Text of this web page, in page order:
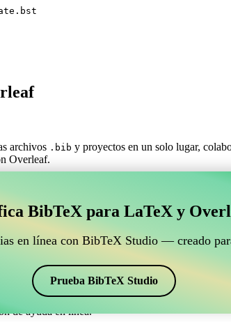
archivos .bib y proyectos en un solo lugar,
Overleaf.
referencias BibTeX que se conecte con
referencias BibTeX que se conecte con
en Overleaf, ¡CiteDrive puede ser
plainhtmldate. Así que si buscas una
de ayuda en línea.
BibTeX para LaTeX y
en línea con BibTeX Studio — creado
Prueba BibTeX Studio